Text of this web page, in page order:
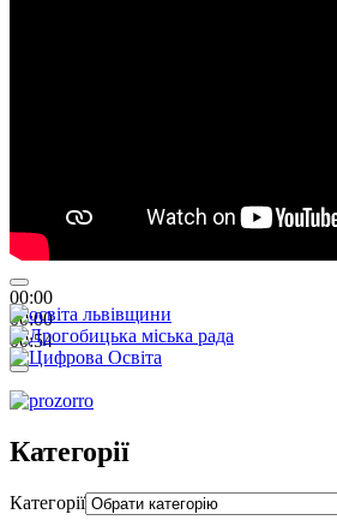
00:00
00:00
00:54
Категорії
Категорії